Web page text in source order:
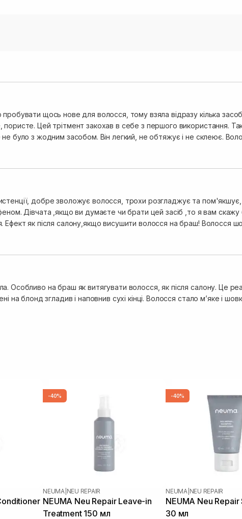
щось нове для волосся, тому взяла відразу кілька
Цей трітмент закохав в себе з першого використання.
було з жодним засобом. Він легкий, не обтяжує і не склеює.
полінитися і витягнути його на браш, тоді ефект ніби кожна
добре зволожує волосся, трохи розгладжує та пом'якшує,
Дівчата ,якщо ви думаєте чи брати цей засіб ,то я вам скажу
Ефект як після салону,якщо висушити волосся на браш! Волосся
укладки, то після використання крему волосся чудово тримає
Особливо на браш як витягувати волосся, як після салону. Це
на блонд згладив і наповнив сухі кінці. Волосся стало мʼяке і
-40%
NEUMA| NEU REPAIR
NEUMA Neu Repair Leave-in
Treatment 150 мл
-40%
NEUMA| NEU REPAIR
NEUMA Neu Repair
30 мл